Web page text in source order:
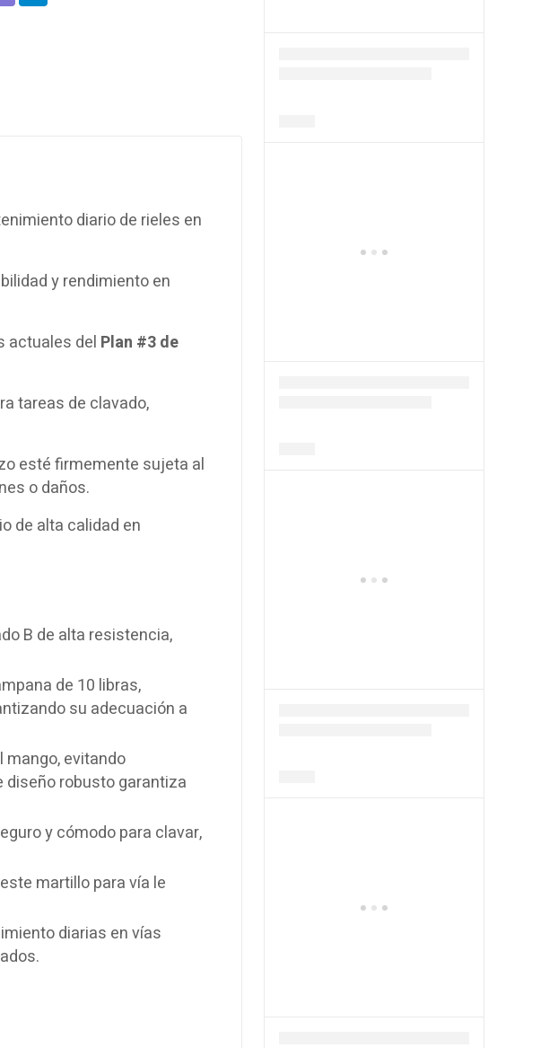
diario de rieles en
y rendimiento en
actuales del Plan #3 de
tareas de clavado,
esté firmemente sujeta al
o daños.
de alta calidad en
B de alta resistencia,
de 10 libras,
su adecuación a
evitando
robusto garantiza
y cómodo para clavar,
martillo para vía le
diarias en vías